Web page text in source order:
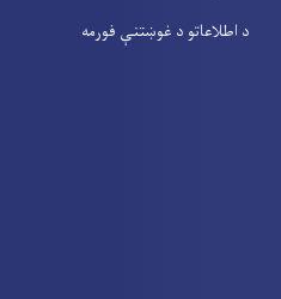
د اطلاعاتو د غوښتنې فورمه